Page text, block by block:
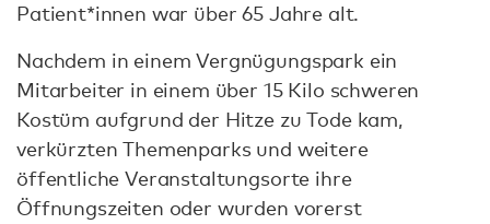
Patient*innen war über 65 Jahre alt.
Nachdem in einem Vergnügungspark ein
Mitarbeiter in einem über 15 Kilo schweren
Kostüm aufgrund der Hitze zu Tode kam,
verkürzten Themenparks und weitere
öffentliche Veranstaltungsorte ihre
Öffnungszeiten oder wurden vorerst